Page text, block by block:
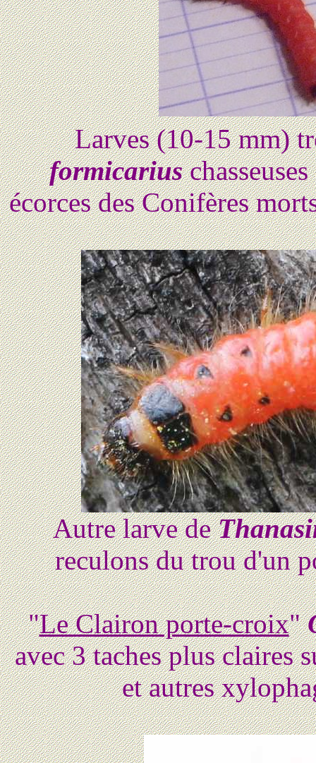
Larves (10-15 mm)
formicarius
écorces des Conifères
Autre larve de
reculons du trou d'un
"Le Clairon porte-croix"
avec 3 taches plus claires
et autres